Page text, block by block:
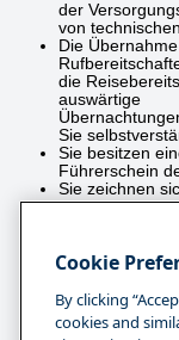
der
von
Die
die
auswärtige
Sie
Sie besitzen
Führerschein
Sie zeichnen
eine
Arbeitsweise
Ihr Wohnort
Großraum
Cookie
By clicking
cookies and